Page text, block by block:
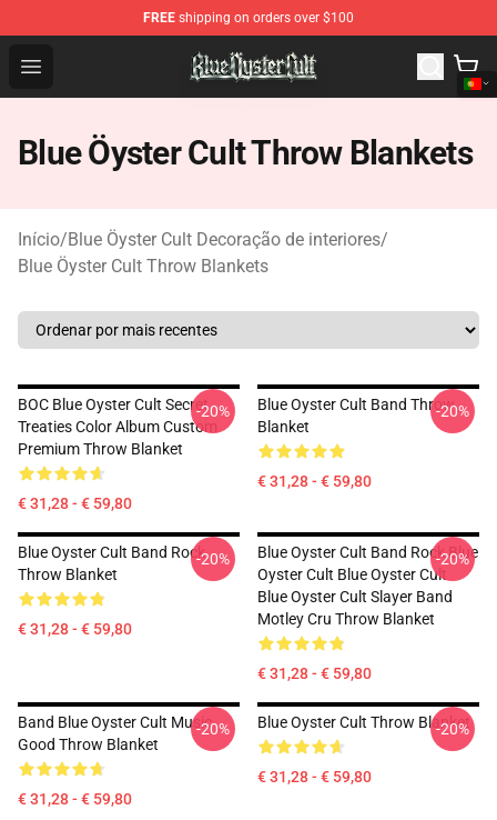
FREE shipping on orders over $100
Open menu
Blue Öyster Cult Store - Official Blue Öyster Cult
Blue Öyster Cult Throw Blankets
Início/Blue Öyster Cult Decoração de interiores/
Blue Öyster Cult Throw Blankets
BOC Blue Oyster Cult Secret
Treaties Color Album Custom
Premium Throw Blanket
€ 31,28 - € 59,80
-20%
Blue Oyster Cult Band Throw
Blanket
€ 31,28 - € 59,80
-20%
Blue Oyster Cult Band Rock
Throw Blanket
€ 31,28 - € 59,80
-20%
Blue Oyster Cult Band Rock Blue
Oyster Cult Blue Oyster Cult
Blue Oyster Cult Slayer Band
Motley Cru Throw Blanket
€ 31,28 - € 59,80
-20%
Band Blue Oyster Cult Music
Good Throw Blanket
€ 31,28 - € 59,80
-20% Blue Oyster Cult Throw Blanket
€ 31,28 - € 59,80
-20%